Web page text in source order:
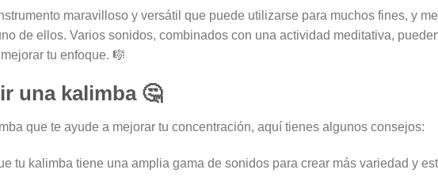
maravilloso y versátil que puede utilizarse para muchos fines, y
de ellos. Varios sonidos, combinados con una actividad meditativa,
tu enfoque. 🎼
una kalimba 🤔
que te ayude a mejorar tu concentración, aquí tienes algunos consejos:
tu kalimba tiene una amplia gama de sonidos para crear más variedad y